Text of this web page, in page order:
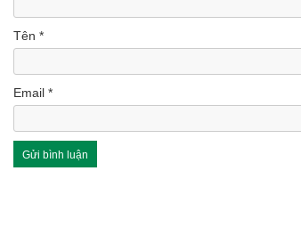
Tên *
Email *